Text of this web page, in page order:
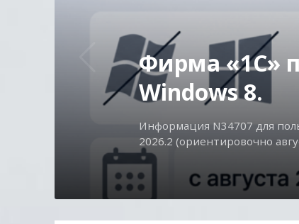
Фирма «1С»
Windows 8.
Информация N34707 для
2026.2 (ориентировочно